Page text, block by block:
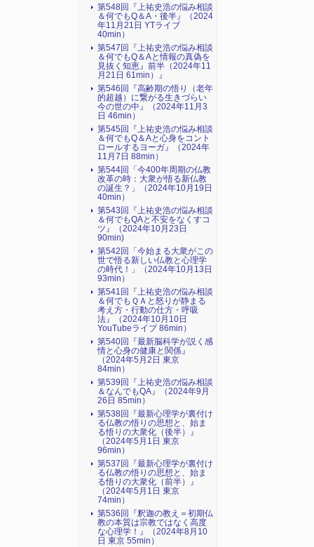
第548回『上祐史浩の悩み相談
＆何でもQ＆A・後半』（2024
年11月21日 YTライブ
40min）
第547回『上祐史浩の悩み相談
＆何でもQ＆Aと情報の真偽を
見抜く知恵』前半（2024年11
月21日 61min）』
第546回『高齢期の悟り（老年
的超越）に繋がる生きづらい
今の世の中』（2024年11月3
日 46min）
第545回『上祐史浩の悩み相談
＆何でもQ＆Aと心身をコント
ロールするヨーガ』（2024年
11月7日 88min）
第544回「今400年周期の仏教
改革の時：大衆が悟る新仏教
の誕生？」（2024年10月19日
40min）
第543回『上祐史浩の悩み相談
＆何でもQAと不安をなくすコ
ツ』（2024年10月23日
90min)
第542回「今始まる大衆がこの
世で悟る新しい仏教と心理学
の時代！」（2024年10月13日
93min）
第541回『上祐史浩の悩み相談
＆何でもＱＡと怒りが静まる
考え方・行動の仕方・呼吸
法』（2024年10月10日
YouTubeライブ 86min）
第540回『最新脳科学が説く感
情と心身の健康と関係』
（2024年5月2日 東京
84min）
第539回『上祐史浩の悩み相談
＆なんでもQA』（2024年9月
26日 85min）
第538回『最新心理学が裏付け
る仏教の悟りの思想と、始ま
る悟りの大衆化（後半）』
（2024年5月1日 東京
96min）
第537回『最新心理学が裏付け
る仏教の悟りの思想と、始ま
る悟りの大衆化（前半）』
（2024年5月1日 東京
74min）
第536回『釈迦の教え＝初期仏
教の本質は宗教ではなく高度
な心理学！』（2024年8月10
日 東京 55min）